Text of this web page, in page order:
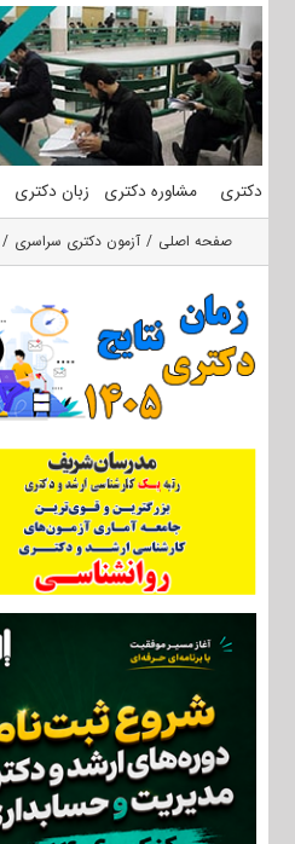
محتوا
دکتری مشاوره دکتری زبان دکتری
صفحه اصلی آزمون دکتری سراسری